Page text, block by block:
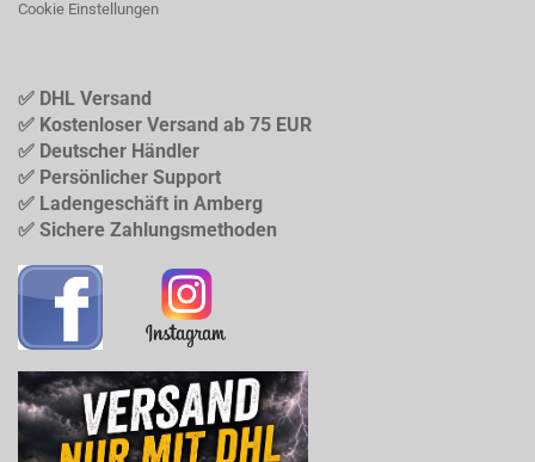
Cookie Einstellungen
✅ DHL Versand
✅ Kostenloser Versand ab 75 EUR
✅ Deutscher Händler
✅ Persönlicher Support
✅ Ladengeschäft in Amberg
✅ Sichere Zahlungsmethoden